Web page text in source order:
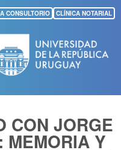
CONSULTORIO CLÍNICA NOTARIAL
CON JORGE
MEMORIA Y